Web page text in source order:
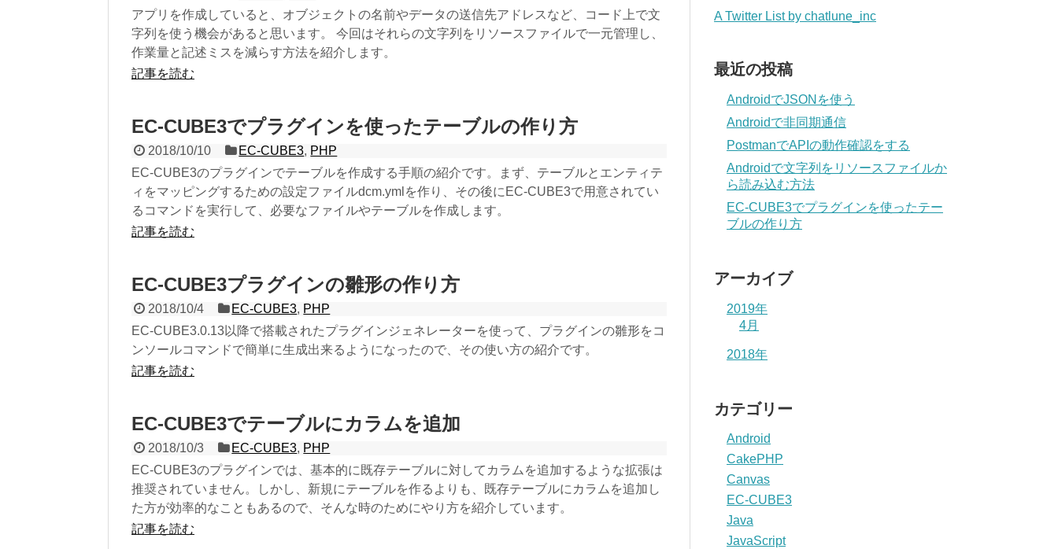
アプリを作成していると、オブジェクトの名前やデータの送信先アドレスなど、コード上で文
字列を使う機会があると思います。 今回はそれらの文字列をリソースファイルで一元管理し、
作業量と記述ミスを減らす方法を紹介します。
記事を読む
EC-CUBE3でプラグインを使ったテーブルの作り方
2018/10/10 EC-CUBE3, PHP
EC-CUBE3のプラグインでテーブルを作成する手順の紹介です。まず、テーブルとエンティテ
ィをマッピングするための設定ファイルdcm.ymlを作り、その後にEC-CUBE3で用意されてい
るコマンドを実行して、必要なファイルやテーブルを作成します。
記事を読む
EC-CUBE3プラグインの雛形の作り方
2018/10/4 EC-CUBE3, PHP
EC-CUBE3.0.13以降で搭載されたプラグインジェネレーターを使って、プラグインの雛形をコ
ンソールコマンドで簡単に生成出来るようになったので、その使い方の紹介です。
記事を読む
EC-CUBE3でテーブルにカラムを追加
2018/10/3 EC-CUBE3, PHP
EC-CUBE3のプラグインでは、基本的に既存テーブルに対してカラムを追加するような拡張は
推奨されていません。しかし、新規にテーブルを作るよりも、既存テーブルにカラムを追加し
た方が効率的なこともあるので、そんな時のためにやり方を紹介しています。
記事を読む
A Twitter List by chatlune_inc
最近の投稿
AndroidでJSONを使う
Androidで非同期通信
PostmanでAPIの動作確認をする
Androidで文字列をリソースファイルか
ら読み込む方法
EC-CUBE3でプラグインを使ったテー
ブルの作り方
アーカイブ
2019年
4月
2018年
カテゴリー
Android
CakePHP
Canvas
EC-CUBE3
Java
JavaScript